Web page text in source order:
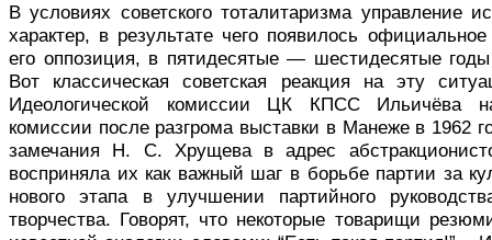
В условиях советского тоталитаризма управление
характер, в результате чего появилось
его оппозиция, в пятидесятые — шестидесятые
Вот классическая советская реакция на эту
Идеологической комиссии ЦК КПСС Ильичёва
комиссии после разгрома выставки в Манеже в 1962
замечания Н. С. Хрущева в адрес
восприняла их как важный шаг в борьбе партии за
нового этапа в улучшении партийного
творчества. Говорят, что некоторые товарищи